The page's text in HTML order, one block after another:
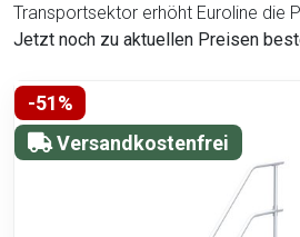
Transportsektor erhöht Euroline die
Jetzt noch zu aktuellen Preisen
-51%
Versandkostenfrei